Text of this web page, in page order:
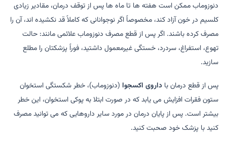
دنوزوماب ممکن است هفته ها تا ماه ها پس از توقف درمان، مقادیر زیادی
کلسیم در خون آزاد کند، مخصوصاً اگر نوجوانانی که کاملاً قد نکشیده اند، آن را
مصرف کرده باشند. اگر پس از قطع مصرف دنوزوماب علائمی مانند: حالت
تهوع، استفراغ، سردرد، خستگی غیرمعمول داشتید، فوراً پزشکتان را مطلع
سازید.
پس از قطع درمان باداروی اکسجوا (دنوزوماب)، خطر شکستگی استخوان
ستون فقرات افزایش می یابد که در صورت ابتلا به پوکی استخوان، این خطر
بیشتر است. پس از پایان درمان در مورد سایر داروهایی که می توانید مصرف
کنید با پزشک خود صحبت کنید.